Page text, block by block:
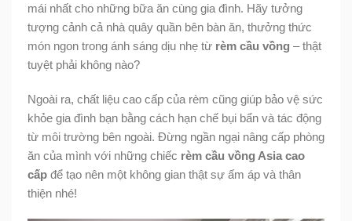
mái nhất cho những bữa ăn cùng gia đình. Hãy tưởng
tượng cảnh cả nhà quây quần bên bàn ăn, thưởng thức
món ngon trong ánh sáng dịu nhẹ từ rèm cầu vồng – thật
tuyệt phải không nào?
Ngoài ra, chất liệu cao cấp của rèm cũng giúp bảo vệ sức
khỏe gia đình bạn bằng cách hạn chế bụi bẩn và tác động
từ môi trường bên ngoài. Đừng ngần ngại nâng cấp phòng
ăn của mình với những chiếc rèm cầu vồng Asia cao
cấp để tạo nên một không gian thật sự ấm áp và thân
thiện nhé!